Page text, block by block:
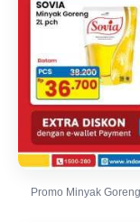
Promo Minyak